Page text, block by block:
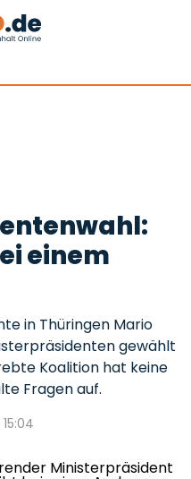
einem
in Thüringen Mario
gewählt
Koalition hat keine
Fragen auf.